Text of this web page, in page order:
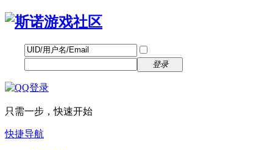
登录
只需一步，快速开始
快捷导航